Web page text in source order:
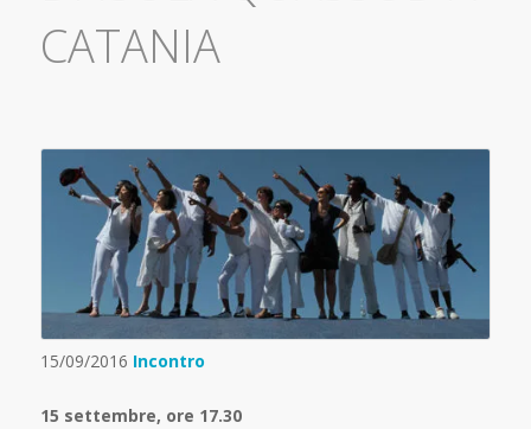
CATANIA
15/09/2016 Incontro
15 settembre, ore 17.30